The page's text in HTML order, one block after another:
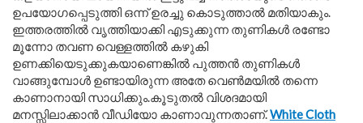
ഉപയോഗപ്പെടുത്തി ഒന്ന് ഉരച്ചു കൊടുത്താൽ മതിയാകും.
ഇത്തരത്തിൽ വൃത്തിയാക്കി എടുക്കുന്ന തുണികൾ രണ്ടോ
മൂന്നോ തവണ വെള്ളത്തിൽ കഴുകി
ഉണക്കിയെടുക്കുകയാണെങ്കിൽ പുത്തൻ തുണികൾ
വാങ്ങുമ്പോൾ ഉണ്ടായിരുന്ന അതേ വെൺമയിൽ തന്നെ
കാണാനായി സാധിക്കും.കൂടുതൽ വിശദമായി
മനസ്സിലാക്കാൻ വീഡിയോ കാണാവുന്നതാണ്.White Cloth